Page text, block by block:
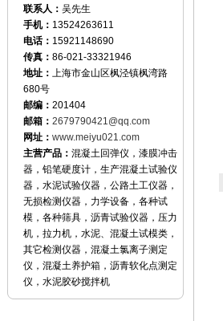
联系人： 吴先生
手机： 13524263611
电话： 15921148690
传真： 86-021-33321946
地址： 上海市金山区枫泾镇枫湾路
680号
邮编： 201404
邮箱： 2679790421@qq.com
网址： www.meiyu021.com
主营产品： 混凝土回弹仪，漆膜冲击
器，铅笔硬度计，生产混凝土试验仪
器，水泥试验仪器，公路土工仪器，
无损检测仪器，力学设备，各种试
模，各种筛具，沥青试验仪器，压力
机，拉力机，水泥、混凝土试模类，
其它检测仪器，混凝土氯离子测定
仪，混凝土养护箱，沥青软化点测定
仪，水泥胶砂搅拌机